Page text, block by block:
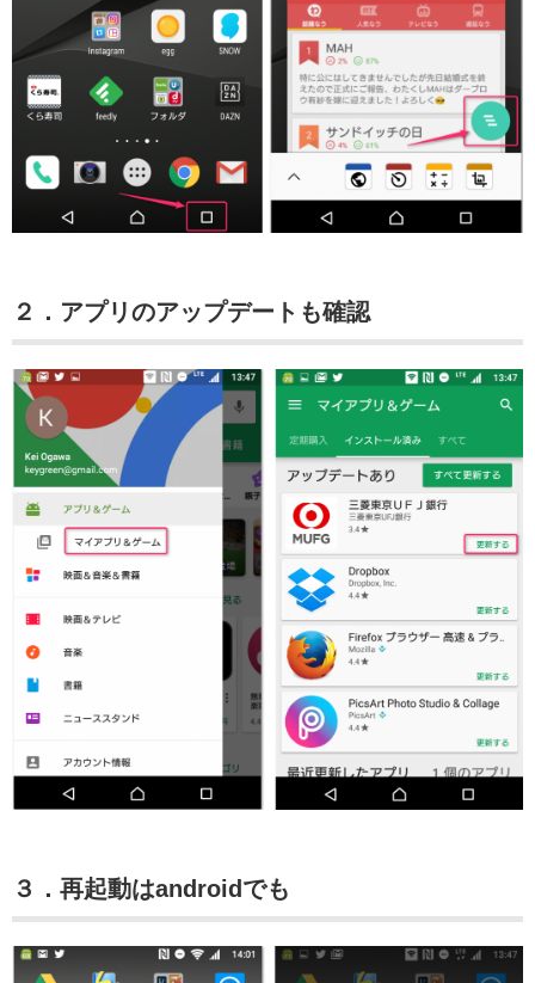
２．アプリのアップデートも確認
３．再起動はandroidでも